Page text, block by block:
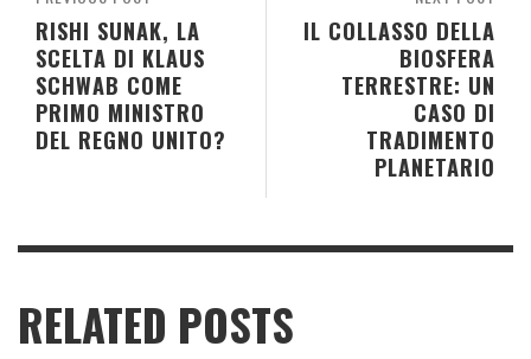
IL COLLASSO DELLA
BIOSFERA
TERRESTRE: UN
CASO DI
TRADIMENTO
PLANETARIO
RISHI SUNAK, LA
SCELTA DI KLAUS
SCHWAB COME
PRIMO MINISTRO
DEL REGNO UNITO?
RELATED POSTS